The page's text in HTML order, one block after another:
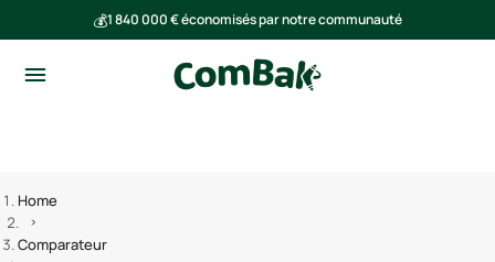
💰1 840 000 € économisés par notre communauté
Home
Comparateur